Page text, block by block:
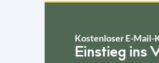
Kostenloser E-Mail-
Einstieg ins